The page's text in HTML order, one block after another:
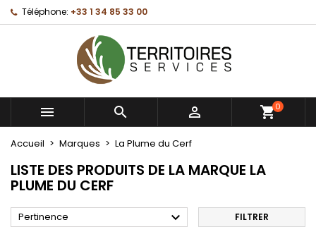
Téléphone: +33 1 34 85 33 00
   0
Accueil Marques La Plume du Cerf
LISTE DES PRODUITS DE LA MARQUE LA
PLUME DU CERF
Pertinence  FILTRER
Mes listes d'envies ×
Créer une nouvelle liste
((modalTitle)) ×
((confirmMessage))
((cancelText)) ((modalDeleteText))
Créer une liste d'envies ×
Nom de la liste d'envies
Annuler Créer une liste d'envies
Connexion ×
Vous devez être connecté pour ajouter des produits
à votre liste d'envies.
Annuler Connexion